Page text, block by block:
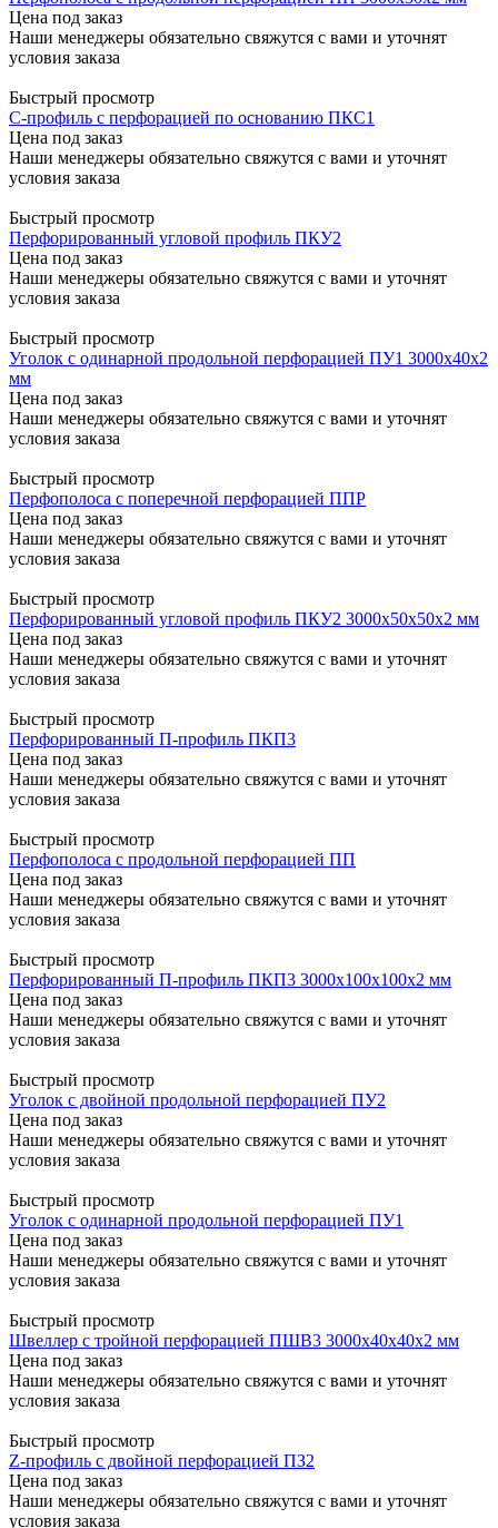
Цена под заказ
Наши менеджеры обязательно свяжутся с вами и уточнят
условия заказа
Быстрый просмотр
С-профиль с перфорацией по основанию ПКС1
Цена под заказ
Наши менеджеры обязательно свяжутся с вами и уточнят
условия заказа
Быстрый просмотр
Перфорированный угловой профиль ПКУ2
Цена под заказ
Наши менеджеры обязательно свяжутся с вами и уточнят
условия заказа
Быстрый просмотр
Уголок с одинарной продольной перфорацией ПУ1 3000x40x2
мм
Цена под заказ
Наши менеджеры обязательно свяжутся с вами и уточнят
условия заказа
Быстрый просмотр
Перфополоса с поперечной перфорацией ППР
Цена под заказ
Наши менеджеры обязательно свяжутся с вами и уточнят
условия заказа
Быстрый просмотр
Перфорированный угловой профиль ПКУ2 3000x50x50x2 мм
Цена под заказ
Наши менеджеры обязательно свяжутся с вами и уточнят
условия заказа
Быстрый просмотр
Перфорированный П-профиль ПКП3
Цена под заказ
Наши менеджеры обязательно свяжутся с вами и уточнят
условия заказа
Быстрый просмотр
Перфополоса с продольной перфорацией ПП
Цена под заказ
Наши менеджеры обязательно свяжутся с вами и уточнят
условия заказа
Быстрый просмотр
Перфорированный П-профиль ПКП3 3000x100x100x2 мм
Цена под заказ
Наши менеджеры обязательно свяжутся с вами и уточнят
условия заказа
Быстрый просмотр
Уголок с двойной продольной перфорацией ПУ2
Цена под заказ
Наши менеджеры обязательно свяжутся с вами и уточнят
условия заказа
Быстрый просмотр
Уголок с одинарной продольной перфорацией ПУ1
Цена под заказ
Наши менеджеры обязательно свяжутся с вами и уточнят
условия заказа
Быстрый просмотр
Швеллер с тройной перфорацией ПШВ3 3000x40x40x2 мм
Цена под заказ
Наши менеджеры обязательно свяжутся с вами и уточнят
условия заказа
Быстрый просмотр
Z-профиль с двойной перфорацией ПЗ2
Цена под заказ
Наши менеджеры обязательно свяжутся с вами и уточнят
условия заказа